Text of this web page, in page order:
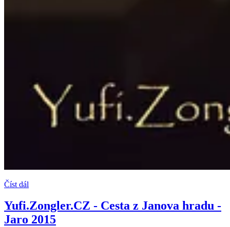
Číst dál
Yufi.Zongler.CZ - Cesta z Janova hradu -
Jaro 2015